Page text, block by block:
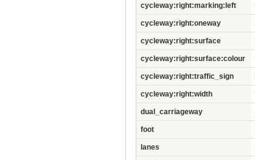
cycleway:right:marking:left
cycleway:right:oneway
cycleway:right:surface
cycleway:right:surface:colour
cycleway:right:traffic_sign
cycleway:right:width
dual_carriageway
foot
lanes